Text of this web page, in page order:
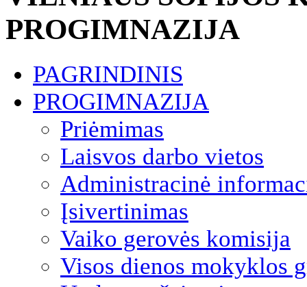
PROGIMNAZIJA
PAGRINDINIS
PROGIMNAZIJA
Priėmimas
Laisvos darbo vietos
Administracinė
Įsivertinimas
Vaiko gerovės komisija
Visos dienos mokyklos